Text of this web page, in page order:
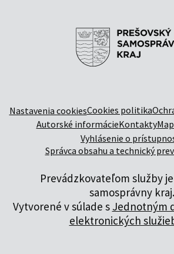
Nastavenia cookiesCookies politika
Autorské informácieKontakty
Vyhlásenie o
Správca obsahu a technický
Prevádzkovateľom služby
samosprávny kraj.
Vytvorené v súlade s Jednotným
elektronických